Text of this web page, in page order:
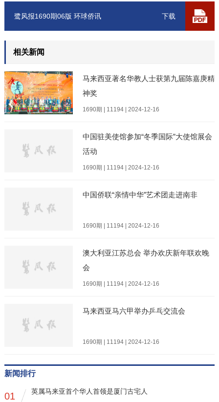
下载
鹭风报1690期06版 环球侨讯
相关新闻
马来西亚著名华教人士获第九届陈嘉庚精
神奖
1690期 | 11194 | 2024-12-16
中国驻美使馆参加“冬季国际”大使馆展会
活动
1690期 | 11194 | 2024-12-16
中国侨联“亲情中华”艺术团走进南非
1690期 | 11194 | 2024-12-16
澳大利亚江苏总会 举办欢庆新年联欢晚
会
1690期 | 11194 | 2024-12-16
马来西亚马六甲举办乒乓交流会
1690期 | 11194 | 2024-12-16
新闻排行
01 英属马来亚首个华人首领是厦门古宅人